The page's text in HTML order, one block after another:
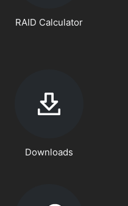
RAID Calculator
Downloads